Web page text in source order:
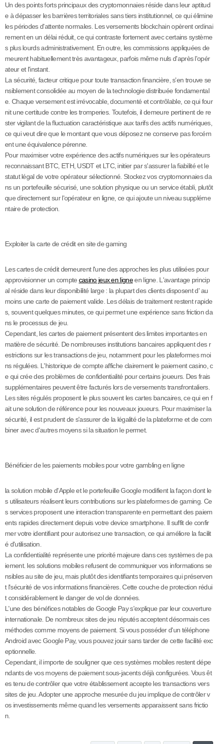
Un des points forts principaux des cryptomonnaies réside dans leur aptitud
e à dépasser les barrières territoriales sans tiers institutionnel, ce qui élimine
les périodes d'attente normales. Les versements blockchain opèrent ordinai
rement en un délai réduit, ce qui contraste fortement avec certains système
s plus lourds administrativement. En outre, les commissions appliquées de
meurent habituellement très avantageux, parfois même nuls d'après l'opér
ateur et l'instant.
La sécurité, facteur critique pour toute transaction financière, s'en trouve se
nsiblement consolidée au moyen de la technologie distribuée fondamental
e. Chaque versement est irrévocable, documenté et contrôlable, ce qui four
nit une certitude contre les tromperies. Toutefois, il demeure pertinent de re
ster vigilant de la fluctuation caractéristique aux tarifs des actifs numériques,
ce qui veut dire que le montant que vous déposez ne conserve pas forcém
ent une équivalence pérenne.
Pour maximiser votre expérience des actifs numériques sur les opérateurs
reconnaissant BTC, ETH, USDT et LTC, initier par s'assurer la fiabilité et le
statut légal de votre opérateur sélectionné. Stockez vos cryptomonnaies da
ns un portefeuille sécurisé, une solution physique ou un service établi, plutôt
que directement sur l'opérateur en ligne, ce qui ajoute un niveau suppléme
ntaire de protection.
Exploiter la carte de crédit en site de gaming
Les cartes de crédit demeurent l'une des approches les plus utilisées pour
approvisionner un compte casino jeux en ligneen ligne. L'avantage princip
al réside dans leur disponibilité large : la plupart des clients disposent d' au
moins une carte de paiement valide. Les délais de traitement restent rapide
s, souvent quelques minutes, ce qui permet une expérience sans friction da
ns le processus de jeu.
Cependant, les cartes de paiement présentent des limites importantes en
matière de sécurité. De nombreuses institutions bancaires appliquent des r
estrictions sur les transactions de jeu, notamment pour les plateformes moi
ns régulées. L'historique de compte affiche clairement le paiement casino, c
e qui crée des problèmes de confidentialité pour certains joueurs. Des frais
supplémentaires peuvent être facturés lors de versements transfrontaliers.
Les sites régulés proposent le plus souvent les cartes bancaires, ce qui en f
ait une solution de référence pour les nouveaux joueurs. Pour maximiser la
sécurité, il est prudent de s'assurer de la légalité de la plateforme et de com
biner avec d'autres moyens si la situation le permet.
Bénéficier de les paiements mobiles pour votre gambling en ligne
la solution mobile d'Apple et le portefeuille Google modifient la façon dont le
s utilisateurs réalisent leurs contributions sur les plateformes de gaming. Ce
s services proposent une interaction transparente en permettant des paiem
ents rapides directement depuis votre device smartphone. Il suffit de confir
mer votre identifiant pour autorisez une transaction, ce qui améliore la facilit
é d'utilisation.
La confidentialité représente une priorité majeure dans ces systèmes de pa
iement. les solutions mobiles refusent de communiquer vos informations se
nsibles au site de jeu, mais plutôt des identifiants temporaires qui préserven
t l'sécurité de vos informations financières. Cette couche de protection rédui
t considérablement le danger de vol de données.
L'une des bénéfices notables de Google Pay s'explique par leur couverture
internationale. De nombreux sites de jeu réputés acceptent désormais ces
méthodes comme moyens de paiement. Si vous posséder d'un téléphone
Android avec Google Pay, vous pouvez jouir sans tarder de cette facilité exc
eptionnelle.
Cependant, il importe de souligner que ces systèmes mobiles restent dépe
ndants de vos moyens de paiement sous-jacents déjà configurées. Vous êt
es tenu de contrôler que votre établissement accepte les transactions vers
sites de jeu. Adopter une approche mesurée du jeu implique de contrôler v
os investissements même quand les versements apparaissent sans frictio
n.